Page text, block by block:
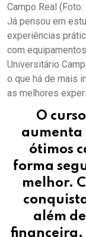
Campo Real
Já pensou em
experiências
com
Universitário
o que há de mais
as melhores
O
aumenta
ótimos
forma
melhor.
além
financeira,